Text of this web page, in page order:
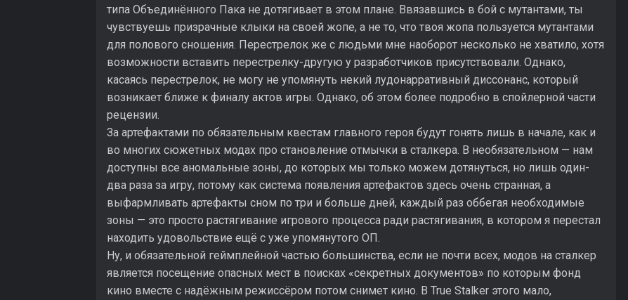
типа Объединённого Пака не дотягивает в этом плане. Ввязавшись в бой с мутантами, ты
чувствуешь призрачные клыки на своей жопе, а не то, что твоя жопа пользуется мутантами
для полового сношения. Перестрелок же с людьми мне наоборот несколько не хватило, хотя
возможности вставить перестрелку-другую у разработчиков присутствовали. Однако,
касаясь перестрелок, не могу не упомянуть некий лудонарративный диссонанс, который
возникает ближе к финалу актов игры. Однако, об этом более подробно в спойлерной части
рецензии.
За артефактами по обязательным квестам главного героя будут гонять лишь в начале, как и
во многих сюжетных модах про становление отмычки в сталкера. В необязательном — нам
доступны все аномальные зоны, до которых мы только можем дотянуться, но лишь один-
два раза за игру, потому как система появления артефактов здесь очень странная, а
выфармливать артефакты сном по три и больше дней, каждый раз оббегая необходимые
зоны — это просто растягивание игрового процесса ради растягивания, в котором я перестал
находить удовольствие ещё с уже упомянутого ОП.
Ну, и обязательной геймплейной частью большинства, если не почти всех, модов на сталкер
является посещение опасных мест в поисках «секретных документов» по которым фонд
кино вместе с надёжным режиссёром потом снимет кино. В True Stalker этого мало,